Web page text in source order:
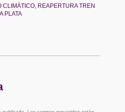
CLIMÁTICO, REAPERTURA TREN
PLATA